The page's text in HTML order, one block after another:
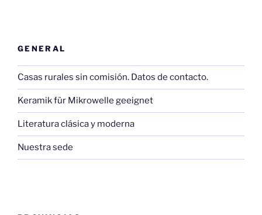
GENERAL
Casas rurales sin comisión. Datos de contacto.
Keramik für Mikrowelle geeignet
Literatura clásica y moderna
Nuestra sede